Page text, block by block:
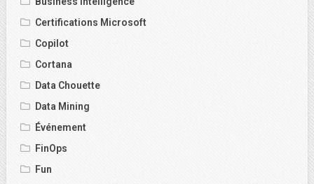
Certifications Microsoft
Copilot
Cortana
Data Chouette
Data Mining
Événement
FinOps
Fun